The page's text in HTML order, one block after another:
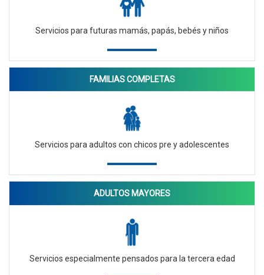
Servicios para futuras mamás, papás, bebés y niños
FAMILIAS COMPLETAS
Servicios para adultos con chicos pre y adolescentes
ADULTOS MAYORES
Servicios especialmente pensados para la tercera edad